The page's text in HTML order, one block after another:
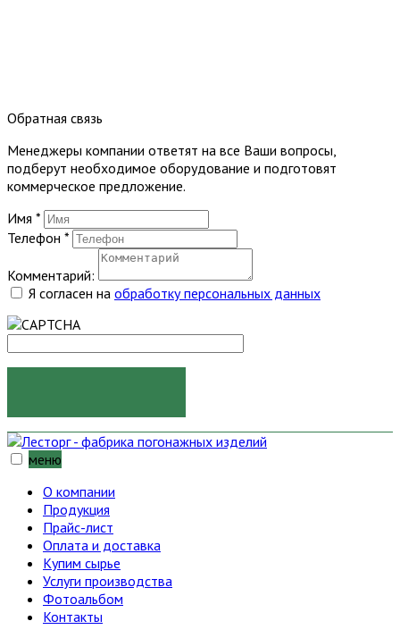
Обратная связь
Менеджеры компании ответят на все Ваши вопросы,
подберут необходимое оборудование и подготовят
коммерческое предложение.
Имя *
Телефон *
Комментарий:
Я согласен на обработку персональных данных
меню
О компании
Продукция
Прайс-лист
Оплата и доставка
Купим сырье
Услуги производства
Фотоальбом
Контакты